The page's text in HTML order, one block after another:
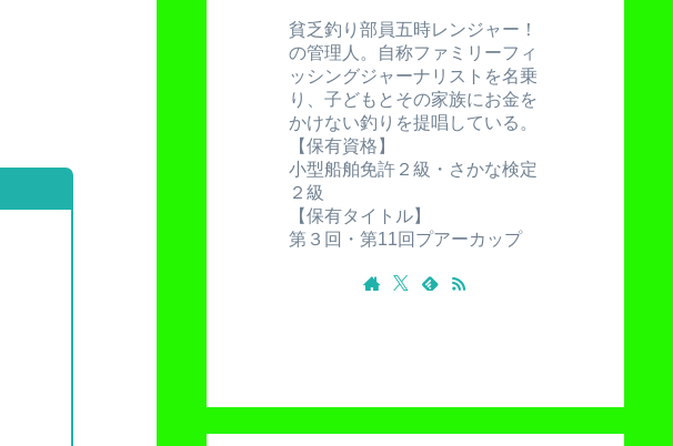
貧乏釣り部員五時レンジャー！
の管理人。自称ファミリーフィ
ッシングジャーナリストを名乗
り、子どもとその家族にお金を
かけない釣りを提唱している。
【保有資格】
小型船舶免許２級・さかな検定
２級
【保有タイトル】
第３回・第11回プアーカップ